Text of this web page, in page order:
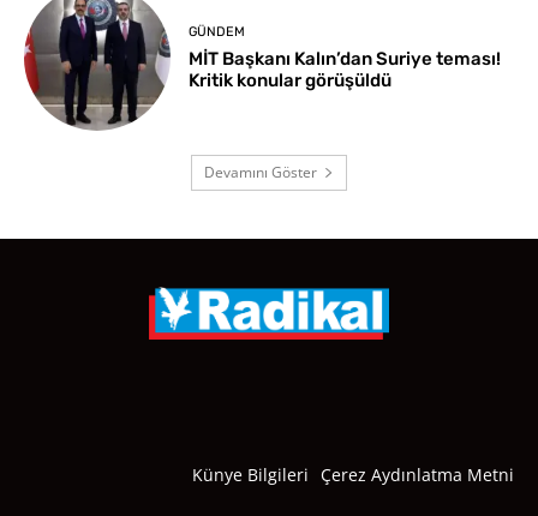
GÜNDEM
MİT Başkanı Kalın’dan Suriye teması!
Kritik konular görüşüldü
Devamını Göster
Künye Bilgileri Çerez Aydınlatma Metni